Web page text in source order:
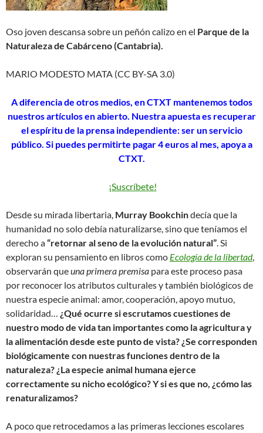
Oso joven descansa sobre un peñón calizo en el Parque de la
Naturaleza de Cabárceno (Cantabria).
MARIO MODESTO MATA (CC BY-SA 3.0)
A diferencia de otros medios, en CTXT mantenemos todos
nuestros artículos en abierto. Nuestra apuesta es recuperar
el espíritu de la prensa independiente: ser un servicio
público. Si puedes permitirte pagar 4 euros al mes, apoya a
CTXT.
¡Suscríbete!
Desde su mirada libertaria, Murray Bookchindecía que la
humanidad no solo debía naturalizarse, sino que teníamos el
derecho a“retornar al seno de la evolución natural”. Si
exploran su pensamiento en libros como Ecología de la libertad,
observarán queuna primera premisa para este proceso pasa
por reconocer los atributos culturales y también biológicos de
nuestra especie animal: amor, cooperación, apoyo mutuo,
solidaridad… ¿Qué ocurre si escrutamos cuestiones de
nuestro modo de vida tan importantes como la agricultura y
la alimentación desde este punto de vista? ¿Se corresponden
biológicamente con nuestras funciones dentro de la
naturaleza? ¿La especie animal humana ejerce
correctamente su nicho ecológico? Y si es que no, ¿cómo las
renaturalizamos?
A poco que retrocedamos a las primeras lecciones escolares